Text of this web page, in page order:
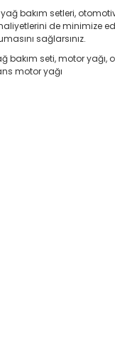
bakım setleri,
de minimize
sağlarsınız.
bakım seti, motor yağı,
motor yağı